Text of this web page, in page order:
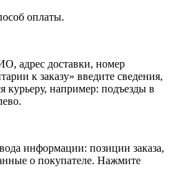
оплаты.
адрес доставки, номер
к заказу» введите сведения,
курьеру, например: подъезды в
информации: позиции заказа,
о покупателе. Нажмите